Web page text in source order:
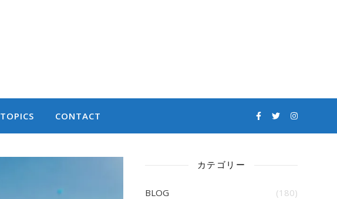
TOPICS CONTACT
カテゴリー
BLOG (180)